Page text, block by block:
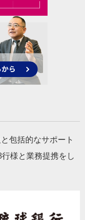
包括的なサポート
様と業務提携をし